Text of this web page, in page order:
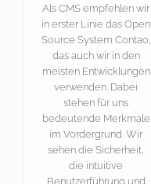
Als CMS empfehlen wir
in erster Linie das Open
Source System Contao,
das auch wir in den
meisten Entwicklungen
verwenden. Dabei
stehen für uns
bedeutende Merkmale
im Vordergrund. Wir
sehen die Sicherheit,
die intuitive
Benutzerführung und